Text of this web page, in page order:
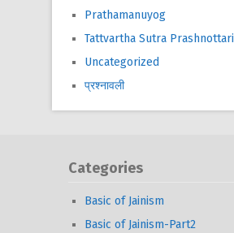
Prathamanuyog
Tattvartha Sutra Prashnottari
Uncategorized
प्रश्नावली
Categories
Basic of Jainism
Basic of Jainism-Part2